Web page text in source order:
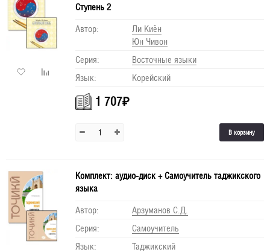
Ступень 2
Автор:
Ли Киён
Юн Чивон
Серия:
Восточные языки
Язык:
Корейский
1 707₽
В корзину
Комплект: аудио-диск + Самоучитель таджикского
языка
Автор:
Арзуманов С.Д.
Серия:
Самоучитель
Язык:
Таджикский